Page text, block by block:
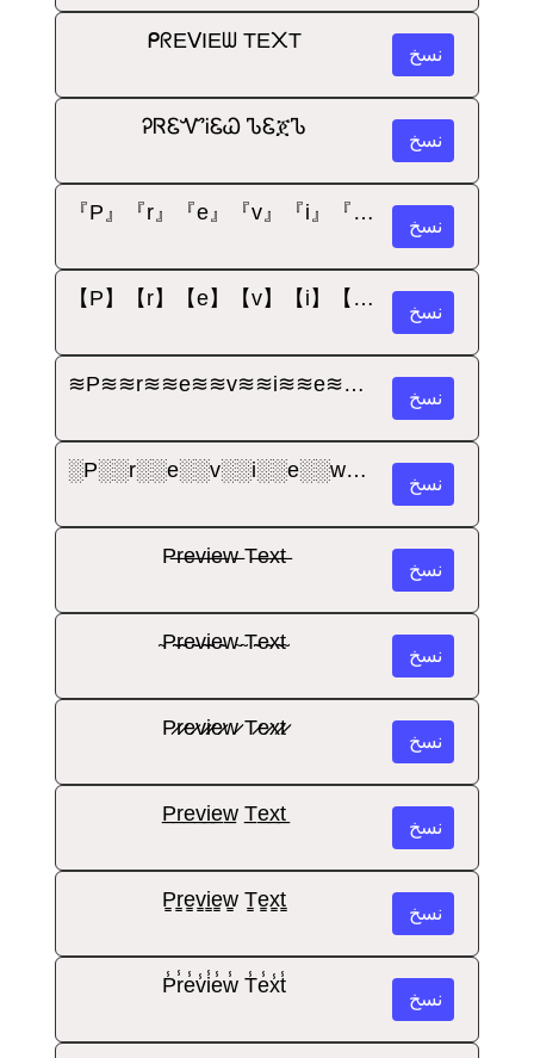
ᑭᖇEᐯIEᗯ TE᙭T
نسخ
ᎮᏒᏋᏉᎥᏋᏇ ᏖᏋጀᏖ
نسخ
『P』『r』『e』『v』『i』『e』『w』 『T』『e』『x』『t』
نسخ
【P】【r】【e】【v】【i】【e】【w】 【T】【e】【x】【t】
نسخ
≋P≋≋r≋≋e≋≋v≋≋i≋≋e≋≋w≋ ≋T≋≋e≋≋x≋≋t≋
نسخ
░P░░r░░e░░v░░i░░e░░w░ ░T░░e░░x░░t░
نسخ
P̶r̶e̶v̶i̶e̶w̶ T̶e̶x̶t̶
نسخ
̴P̴̴r̴̴e̴̴v̴̴i̴̴e̴̴w̴ ̴T̴̴e̴̴x̴̴t̴
نسخ
P̷r̷e̷v̷i̷e̷w̷ T̷e̷x̷t̷
نسخ
P̲r̲e̲v̲i̲e̲w̲ T̲e̲x̲t̲
نسخ
P̳r̳e̳v̳i̳e̳w̳ T̳e̳x̳t̳
نسخ
P̾r̾e̾v̾i̾e̾w̾ T̾e̾x̾t̾
نسخ